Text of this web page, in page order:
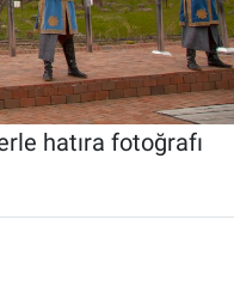
hatıra fotoğrafı